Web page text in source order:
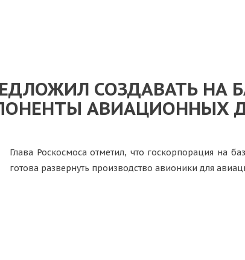
СОЗДАВАТЬ НА
АВИАЦИОННЫХ
Глава Роскосмоса отметил, что госкорпорация на
готова развернуть производство авионики для